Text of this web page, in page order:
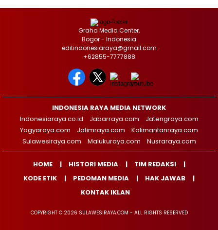
Graha Media Center,
Bogor - Indonesia
editindonesiaraya@gmail.com
+62855-7777888
INDONESIA RAYA MEDIA NETWORK
Indonesiaraya.co.id
Jabarraya.com
Jatengraya.com
Yogyaraya.com
Jatimraya.com
Kalimantanraya.com
Sulawesiraya.com
Malukuraya.com Nusraraya.com
HOME HISTORI MEDIA
TIM REDAKSI
KODE ETIK
PEDOMAN MEDIA
HAK JAWAB
KONTAK IKLAN
COPYRIGHT © 2026 SULAWESIRAYA.COM - ALL RIGHTS RESERVED